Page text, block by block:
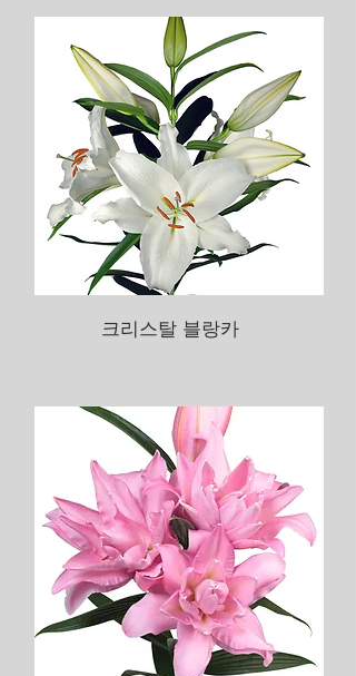
크리스탈 블랑카